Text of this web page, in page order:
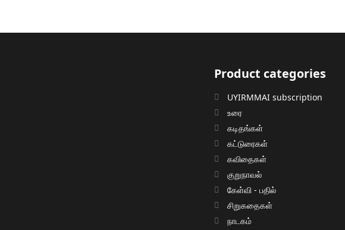
Product categories
UYIRMMAI subscription
உரை
கடிதங்கள்
கட்டுரைகள்
கவிதைகள்
குறுநாவல்
கேள்வி - பதில்
சிறுகதைகள்
நாடகம்